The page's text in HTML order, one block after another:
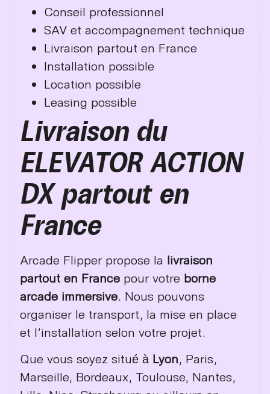
Conseil professionnel
SAV et accompagnement technique
Livraison partout en France
Installation possible
Location possible
Leasing possible
Livraison du
ELEVATOR ACTION
DX partout en
France
Arcade Flipper propose la livraison
partout en France pour votre borne
arcade immersive. Nous pouvons
organiser le transport, la mise en place
et l’installation selon votre projet.
Que vous soyez situé à Lyon, Paris,
Marseille, Bordeaux, Toulouse, Nantes,